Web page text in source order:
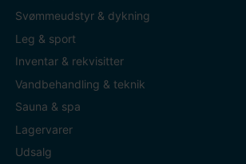
Svømmeudstyr & dykning
Leg & sport
Inventar & rekvisitter
Vandbehandling & teknik
Sauna & spa
Lagervarer
Udsalg